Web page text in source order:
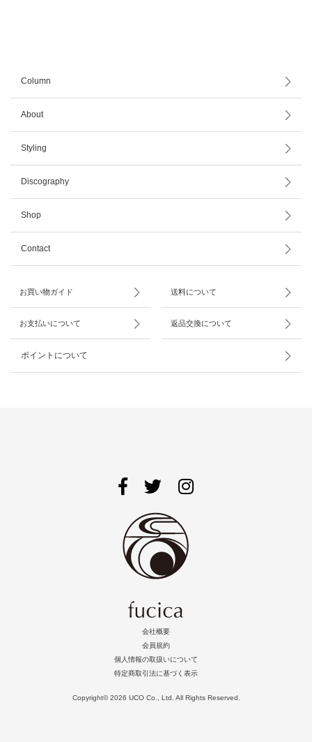
Column
About
Styling
Discography
Shop
Contact
お買い物ガイド 送料について
お支払いについて 返品交換について
ポイントについて
会社概要
会員規約
個人情報の取扱いについて
特定商取引法に基づく表示
Copyright©2026 UCO Co., Ltd. All Rights Reserved.